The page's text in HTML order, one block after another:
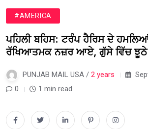
#AMERICA
ਪਹਿਲੀ ਬਹਿਸ: ਟਰੰਪ ਹੈਰਿਸ ਦੇ
ਰੱਖਿਆਤਮਕ ਨਜ਼ਰ ਆਏ, ਗੁੱਸੇ ਵਿੱਚ
PUNJAB MAIL USA / 2 years
0
1 min read